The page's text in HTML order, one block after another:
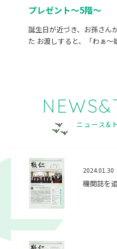
プレゼント～5階～
誕生日が近づき、お孫さん
た お渡しすると、「わぁ～
ニュース&
2024.01.30
機関誌を